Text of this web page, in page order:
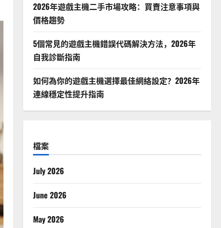
2026年遊戲主機二手市場攻略：買賣注意事項與
價格趨勢
5個常見的遊戲主機錯誤代碼解決方法，2026年
自我診斷指南
如何為你的遊戲主機選擇最佳網絡設定？2026年
連線穩定性提升指南
檔案
July 2026
June 2026
May 2026